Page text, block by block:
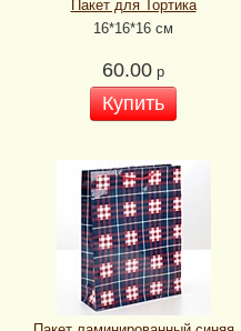
Пакет для Тортика
16*16*16 см
60.00 р
Купить